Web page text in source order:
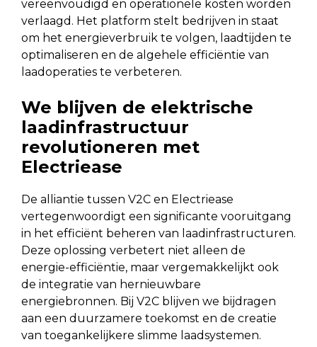
vereenvoudigd en operationele kosten worden
verlaagd. Het platform stelt bedrijven in staat
om het energieverbruik te volgen, laadtijden te
optimaliseren en de algehele efficiëntie van
laadoperaties te verbeteren.
We blijven de elektrische
laadinfrastructuur
revolutioneren met
Electriease
De alliantie tussen V2C en Electriease
vertegenwoordigt een significante vooruitgang
in het efficiënt beheren van laadinfrastructuren.
Deze oplossing verbetert niet alleen de
energie-efficiëntie, maar vergemakkelijkt ook
de integratie van hernieuwbare
energiebronnen. Bij V2C blijven we bijdragen
aan een duurzamere toekomst en de creatie
van toegankelijkere slimme laadsystemen.